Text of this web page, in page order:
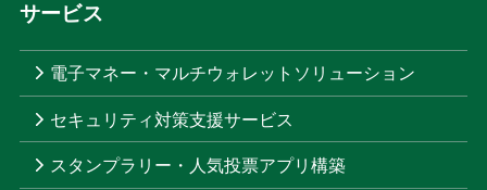
サービス
電子マネー・マルチウォレットソリューション
セキュリティ対策支援サービス
スタンプラリー・人気投票アプリ構築